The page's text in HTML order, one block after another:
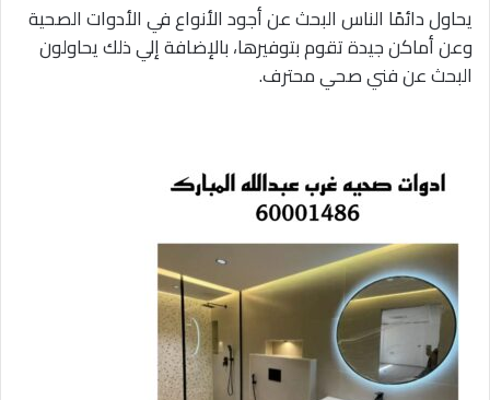
يحاول دائمًا الناس البحث عن أجود الأنواع في الأدوات الصحية
وعن أماكن جيدة تقوم بتوفيرها، بالإضافة إلي ذلك يحاولون
البحث عن فني صحي محترف.